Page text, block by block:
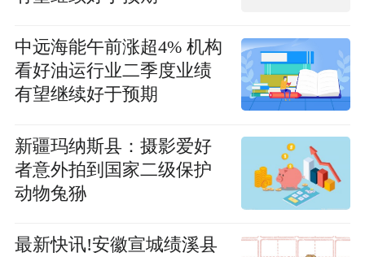
中远海能午前涨超4% 机构
看好油运行业二季度业绩
有望继续好于预期
新疆玛纳斯县：摄影爱好
者意外拍到国家二级保护
动物兔狲
最新快讯!安徽宣城绩溪县